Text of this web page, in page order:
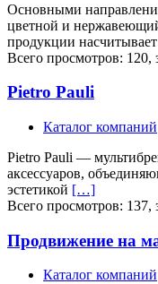
Основными
цветной и
продукции
Всего просмотров: 120,
Pietro Pauli
Каталог компаний
Pietro Pauli —
аксессуаров,
эстетикой […]
Всего просмотров: 137,
Продвижение на
Каталог компаний